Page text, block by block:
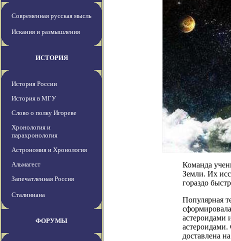
Современная русская мысль
Искания и размышления
ИСТОРИЯ
История России
История в МГУ
Слово о полку Игореве
Хронология и
парахронология
Астрономия и Хронология
Альмагест
Запечатленная Россия
Сталиниана
ФОРУМЫ
Команда
Земли. Их
гораздо
Популярная
астероидами
астероидами.
доставлена